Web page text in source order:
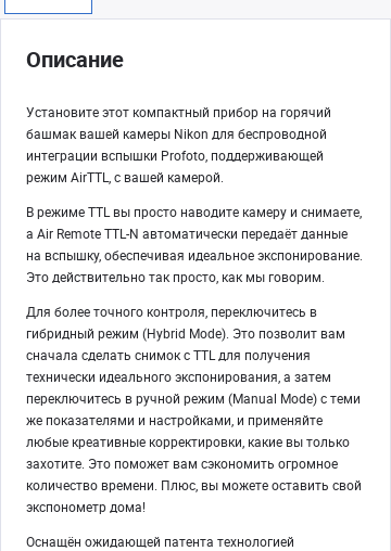
Описание
Установите этот компактный прибор на горячий
башмак вашей камеры Nikon для беспроводной
интеграции вспышки Profoto, поддерживающей
режим AirTTL, с вашей камерой.
В режиме TTL вы просто наводите камеру и снимаете,
а Air Remote TTL-N автоматически передаёт данные
на вспышку, обеспечивая идеальное экспонирование.
Это действительно так просто, как мы говорим.
Для более точного контроля, переключитесь в
гибридный режим (Hybrid Mode). Это позволит вам
сначала сделать снимок с TTL для получения
технически идеального экспонирования, а затем
переключитесь в ручной режим (Manual Mode) с теми
же показателями и настройками, и применяйте
любые креативные корректировки, какие вы только
захотите. Это поможет вам сэкономить огромное
количество времени. Плюс, вы можете оставить свой
экспонометр дома!
Оснащён ожидающей патента технологией